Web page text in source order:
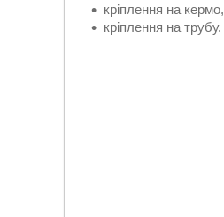
кріплення на кермо,
кріплення на трубу.